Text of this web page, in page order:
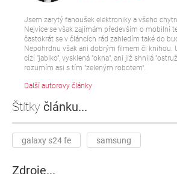
Jsem zarytý fanoušek elektroniky a všeho
Nejvíce se však zajímám především o mobilní
častokrát se v článcích rád zahledím také do
Nepohrdnu však ani dobrým filmem či knihou.
cízí "jablko", vysklená "okna", ani již shnilá
rozumím asi s tím "zeleným robotem".
Další autorovy články
Štítky článku...
galaxy s24 fe samsung
Zdroje...